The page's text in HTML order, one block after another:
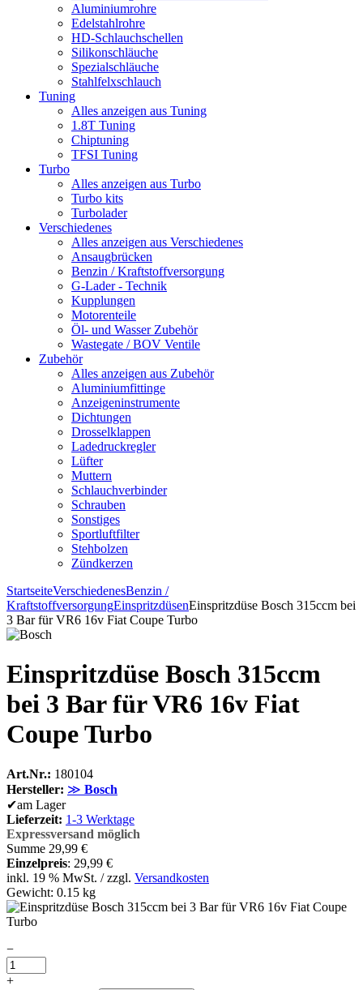
Aluminiumrohre
Edelstahlrohre
HD-Schlauchschellen
Silikonschläuche
Spezialschläuche
Stahlfelxschlauch
Tuning
Alles anzeigen aus Tuning
1.8T Tuning
Chiptuning
TFSI Tuning
Turbo
Alles anzeigen aus Turbo
Turbo kits
Turbolader
Verschiedenes
Alles anzeigen aus Verschiedenes
Ansaugbrücken
Benzin / Kraftstoffversorgung
G-Lader - Technik
Kupplungen
Motorenteile
Öl- und Wasser Zubehör
Wastegate / BOV Ventile
Zubehör
Alles anzeigen aus Zubehör
Aluminiumfittinge
Anzeigeninstrumente
Dichtungen
Drosselklappen
Ladedruckregler
Lüfter
Muttern
Schlauchverbinder
Schrauben
Sonstiges
Sportluftfilter
Stehbolzen
Zündkerzen
StartseiteVerschiedenesBenzin /
KraftstoffversorgungEinspritzdüsenEinspritzdüse Bosch 315ccm bei
3 Bar für VR6 16v Fiat Coupe Turbo
Einspritzdüse Bosch 315ccm
bei 3 Bar für VR6 16v Fiat
Coupe Turbo
Art.Nr.: 180104
Hersteller: ≫ Bosch
✔am Lager
Lieferzeit: 1-3 Werktage
Expressversand möglich
Summe 29,99 €
Einzelpreis: 29,99 €
inkl. 19 % MwSt. / zzgl. Versandkosten
Gewicht: 0.15 kg
−
+